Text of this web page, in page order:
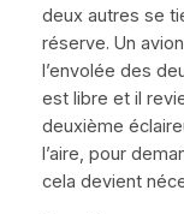
deux autres se
réserve. Un
l’envolée des
est libre et il
deuxième
l’aire, pour
cela devient